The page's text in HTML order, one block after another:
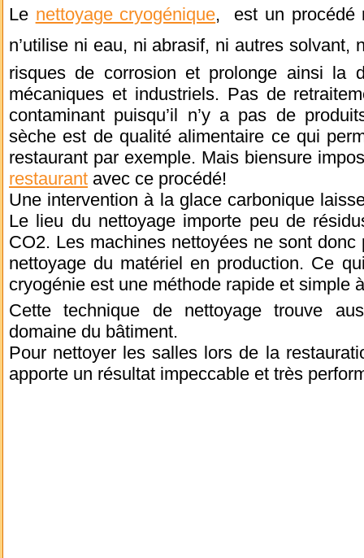
Le nettoyage cryogénique, est un procédé
n’utilise ni eau, ni abrasif, ni autres
risques de corrosion et prolonge ainsi la
mécaniques et industriels. Pas de
contaminant puisqu’il n’y a pas de
sèche est de qualité alimentaire ce qui
restaurant par exemple. Mais biensure
restaurant avec ce procédé!
Une intervention à la glace carbonique
Le lieu du nettoyage importe peu de
CO2. Les machines nettoyées ne sont
nettoyage du matériel en production. Ce
cryogénie est une méthode rapide et simple
Cette technique de nettoyage trouve
domaine du bâtiment.
Pour nettoyer les salles lors de la
apporte un résultat impeccable et très